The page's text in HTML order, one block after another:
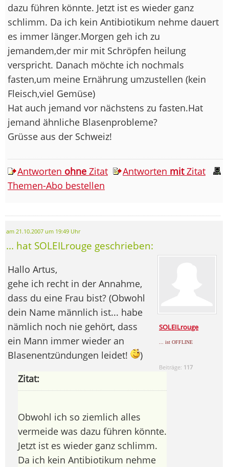
dazu führen könnte. Jetzt ist es wieder ganz
schlimm. Da ich kein Antibiotikum nehme dauert
es immer länger.Morgen geh ich zu
jemandem,der mir mit Schröpfen heilung
verspricht. Danach möchte ich nochmals
fasten,um meine Ernährung umzustellen (kein
Fleisch,viel Gemüse)
Hat auch jemand vor nächstens zu fasten.Hat
jemand ähnliche Blasenprobleme?
Grüsse aus der Schweiz!
Antworten ohne Zitat Antworten mitZitat
Themen-Abo bestellen
am 21.10.2007 um 19:49 Uhr
... hat SOLEILrouge geschrieben:
SOLEILrouge
... ist OFFLINE
Beiträge: 117
Hallo Artus,
gehe ich recht in der Annahme,
dass du eine Frau bist? (Obwohl
dein Name männlich ist... habe
nämlich noch nie gehört, dass
ein Mann immer wieder an
Blasenentzündungen leidet!
)
Zitat:
Obwohl ich so ziemlich alles
vermeide was dazu führen könnte.
Jetzt ist es wieder ganz schlimm.
Da ich kein Antibiotikum nehme